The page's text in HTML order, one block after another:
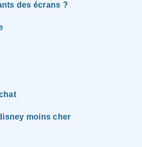
des écrans ?
moins cher